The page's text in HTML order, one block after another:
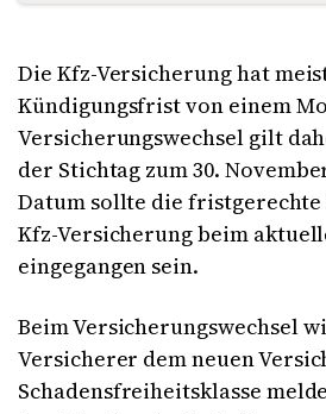
Die Kfz-Versicherung hat
Kündigungsfrist von einem
Versicherungswechsel gilt
der Stichtag zum 30.
Datum sollte die
Kfz-Versicherung beim
eingegangen sein.
Beim Versicherungswechsel
Versicherer dem neuen
Schadensfreiheitsklasse